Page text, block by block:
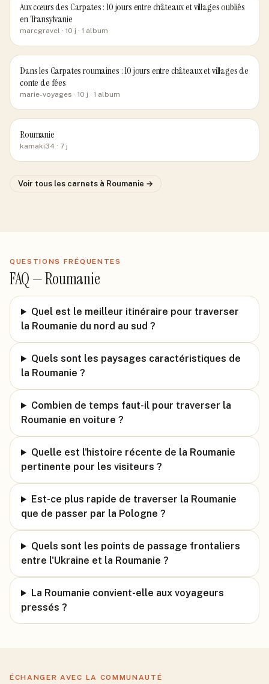
Aux cœurs des Carpates : 10 jours entre châteaux et villages oubliés
en Transylvanie
marcgravel · 10 j · 1 album
Dans les Carpates roumaines : 10 jours entre châteaux et villages de
conte de fées
marie-voyages · 10 j · 1 album
Roumanie
kamaki34 · 7 j
Voir tous les carnets à Roumanie →
QUESTIONS FRÉQUENTES
FAQ —Roumanie
Quel est le meilleur itinéraire pour traverser
la Roumanie du nord au sud ?
Quels sont les paysages caractéristiques de
la Roumanie ?
Combien de temps faut-il pour traverser la
Roumanie en voiture ?
Quelle est l'histoire récente de la Roumanie
pertinente pour les visiteurs ?
Est-ce plus rapide de traverser la Roumanie
que de passer par la Pologne ?
Quels sont les points de passage frontaliers
entre l'Ukraine et la Roumanie ?
La Roumanie convient-elle aux voyageurs
pressés ?
ÉCHANGER AVEC LA COMMUNAUTÉ